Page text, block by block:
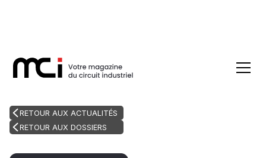
RETOUR AUX ACTUALITÉS
RETOUR AUX DOSSIERS